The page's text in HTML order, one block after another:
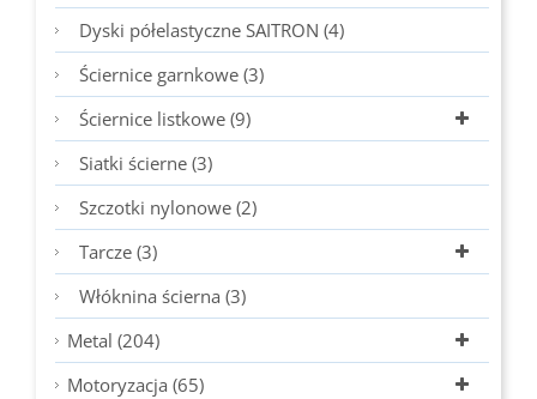
Dyski półelastyczne SAITRON (4)
Ściernice garnkowe (3)
Ściernice listkowe (9)
Siatki ścierne (3)
Szczotki nylonowe (2)
Tarcze (3)
Włóknina ścierna (3)
Metal (204)
Motoryzacja (65)